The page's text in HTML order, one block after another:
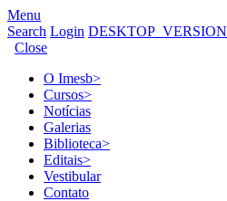
Menu
Search Login DESKTOP_VERSION
Close
O Imesb>
Cursos>
Notícias
Galerias
Biblioteca>
Editais>
Vestibular
Contato